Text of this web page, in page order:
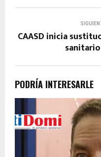
CAASD inicia
PODRÍA INTERESARLE